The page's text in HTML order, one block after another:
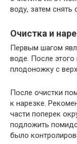
воду, затем снять
Очистка и
Первым шагом
воде. После
плодоножку с
После очистки
к нарезке.
части поперек
подложить
было